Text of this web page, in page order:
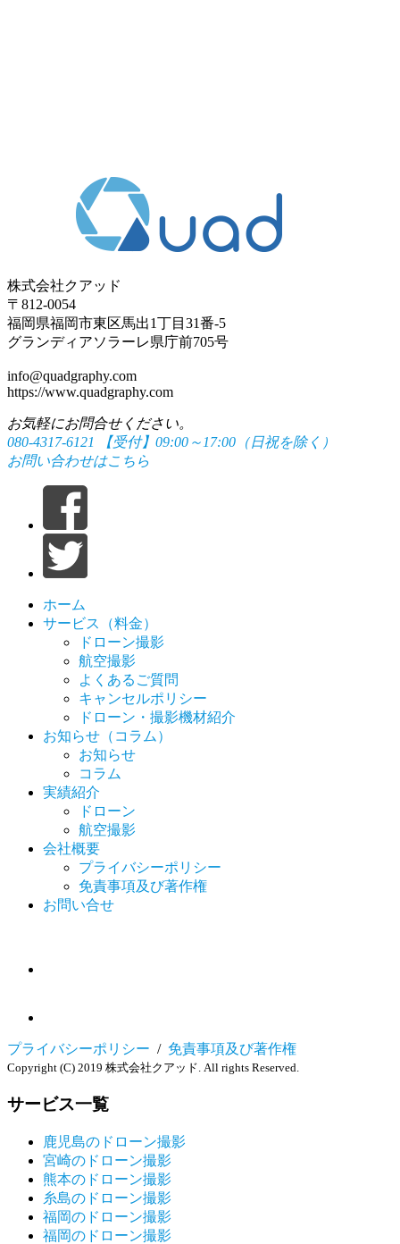
株式会社クアッド
〒812-0054
​福岡県福岡市東区馬出1丁目31番-5
グランディアソラーレ県庁前705号
info@quadgraphy.com
https://www.quadgraphy.com
お気軽にお問合せください。
080-4317-6121
【受付】09:00～17:00（日祝を除く）
お問い合わせはこちら
ホーム
サービス（料金）
ドローン撮影
航空撮影
よくあるご質問
キャンセルポリシー
ドローン・撮影機材紹介
お知らせ（コラム）
お知らせ
コラム
実績紹介
ドローン
航空撮影
会社概要
プライバシーポリシー
免責事項及び著作権
お問い合せ
プライバシーポリシー / 免責事項及び著作権
Copyright (C) 2019 株式会社クアッド. All rights Reserved.
サービス一覧
鹿児島のドローン撮影
宮崎のドローン撮影
熊本のドローン撮影
糸島のドローン撮影
福岡のドローン撮影
福岡のドローン撮影